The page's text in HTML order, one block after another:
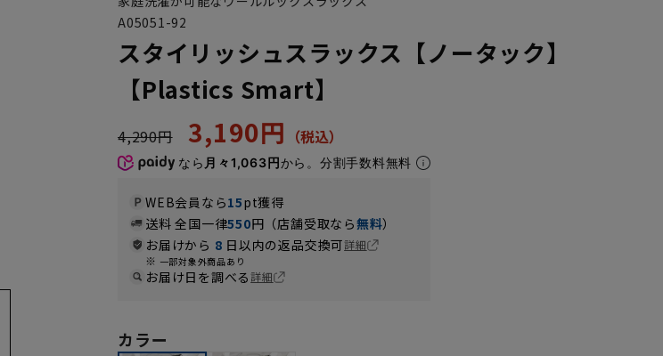
A05051-92
スタイリッシュスラックス【ノータック】
【Plastics Smart】
4,290円 3,190円
なら 月々1,063円から。分割手数料無料
WEB会員なら15pt獲得
送料 全国一律550円（店舗受取なら無料）
お届けから 8 日以内の返品交換可詳細
一部対象外商品あり
お届け日を調べる詳細
カラー